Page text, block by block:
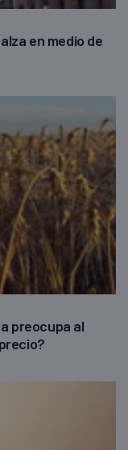
en medio de
preocupa al